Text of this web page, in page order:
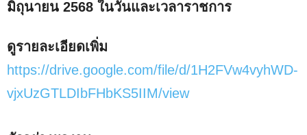
มิถุนายน 2568 ในวันและเวลาราชการ
ดูรายละเอียดเพิ่ม
https://drive.google.com/file/d/1H2FVw4vyhWD-
vjxUzGTLDIbFHbKS5IIM/view